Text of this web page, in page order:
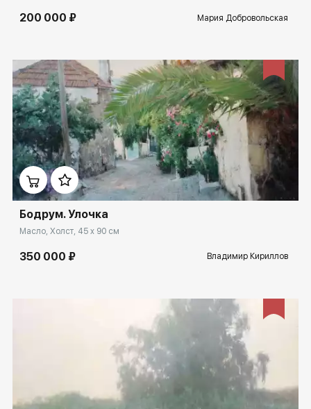
200 000 ₽ Мария Добровольская
Домен: ekb.rakovgallery.ru
Бодрум. Улочка
Масло, Холст, 45 x 90 см
350 000 ₽ Владимир Кириллов